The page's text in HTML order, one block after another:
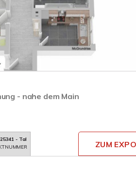
- nahe dem Main
- Tal
ZUM